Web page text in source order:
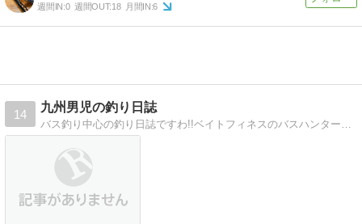
週間IN:0 週間OUT:18 月間IN:6
14
九州男児の釣り日誌